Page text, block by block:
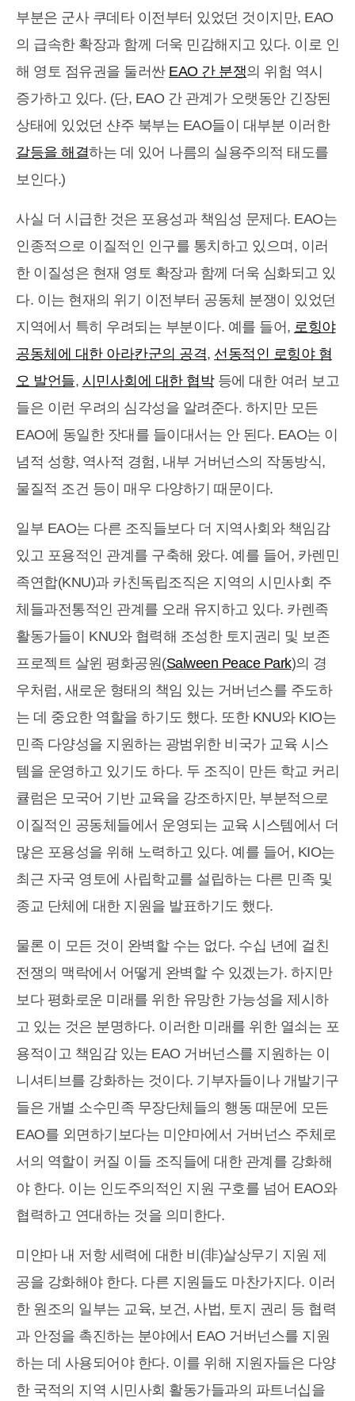
부분은 군사 쿠데타 이전부터 있었던 것이지만, EAO
의 급속한 확장과 함께 더욱 민감해지고 있다. 이로 인
해 영토 점유권을 둘러싼 EAO 간 분쟁의 위험 역시
증가하고 있다. (단, EAO 간 관계가 오랫동안 긴장된
상태에 있었던 샨주 북부는 EAO들이 대부분 이러한
갈등을 해결하는 데 있어 나름의 실용주의적 태도를
보인다.)
사실 더 시급한 것은 포용성과 책임성 문제다. EAO는
인종적으로 이질적인 인구를 통치하고 있으며, 이러
한 이질성은 현재 영토 확장과 함께 더욱 심화되고 있
다. 이는 현재의 위기 이전부터 공동체 분쟁이 있었던
지역에서 특히 우려되는 부분이다. 예를 들어, 로힝야
공동체에 대한 아라칸군의 공격, 선동적인 로힝야 혐
오 발언들, 시민사회에 대한 협박등에 대한 여러 보고
들은 이런 우려의 심각성을 알려준다. 하지만 모든
EAO에 동일한 잣대를 들이대서는 안 된다. EAO는 이
념적 성향, 역사적 경험, 내부 거버넌스의 작동방식,
물질적 조건 등이 매우 다양하기 때문이다.
일부 EAO는 다른 조직들보다 더 지역사회와 책임감
있고 포용적인 관계를 구축해 왔다. 예를 들어, 카렌민
족연합(KNU)과 카친독립조직은 지역의 시민사회 주
체들과전통적인 관계를 오래 유지하고 있다. 카렌족
활동가들이 KNU와 협력해 조성한 토지권리 및 보존
프로젝트 살윈 평화공원(Salween Peace Park)의 경
우처럼, 새로운 형태의 책임 있는 거버넌스를 주도하
는 데 중요한 역할을 하기도 했다. 또한 KNU와 KIO는
민족 다양성을 지원하는 광범위한 비국가 교육 시스
템을 운영하고 있기도 하다. 두 조직이 만든 학교 커리
큘럼은 모국어 기반 교육을 강조하지만, 부분적으로
이질적인 공동체들에서 운영되는 교육 시스템에서 더
많은 포용성을 위해 노력하고 있다. 예를 들어, KIO는
최근 자국 영토에 사립학교를 설립하는 다른 민족 및
종교 단체에 대한 지원을 발표하기도 했다.
물론 이 모든 것이 완벽할 수는 없다. 수십 년에 걸친
전쟁의 맥락에서 어떻게 완벽할 수 있겠는가. 하지만
보다 평화로운 미래를 위한 유망한 가능성을 제시하
고 있는 것은 분명하다. 이러한 미래를 위한 열쇠는 포
용적이고 책임감 있는 EAO 거버넌스를 지원하는 이
니셔티브를 강화하는 것이다. 기부자들이나 개발기구
들은 개별 소수민족 무장단체들의 행동 때문에 모든
EAO를 외면하기보다는 미얀마에서 거버넌스 주체로
서의 역할이 커질 이들 조직들에 대한 관계를 강화해
야 한다. 이는 인도주의적인 지원 구호를 넘어 EAO와
협력하고 연대하는 것을 의미한다.
미얀마 내 저항 세력에 대한 비(非)살상무기 지원 제
공을 강화해야 한다. 다른 지원들도 마찬가지다. 이러
한 원조의 일부는 교육, 보건, 사법, 토지 권리 등 협력
과 안정을 촉진하는 분야에서 EAO 거버넌스를 지원
하는 데 사용되어야 한다. 이를 위해 지원자들은 다양
한 국적의 지역 시민사회 활동가들과의 파트너십을